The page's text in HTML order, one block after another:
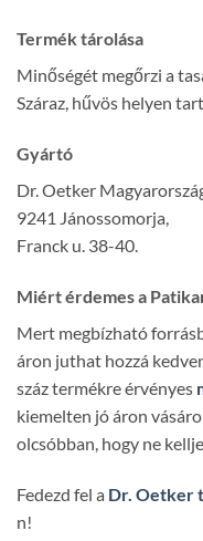
Termék tárolása
Minőségét megőrzi a
Száraz, hűvös helyen
Gyártó
Dr. Oetker
9241 Jánossomorja,
Franck u. 38-40.
Miért érdemes a
Mert megbízható
áron juthat hozzá
száz termékre érvényes
kiemelten jó áron
olcsóbban, hogy ne
Fedezd fel a Dr. Oetker
n!